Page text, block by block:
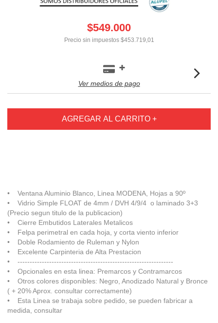
$549.000
Precio sin impuestos $453.719,01
Ver medios de pago
• Ventana Aluminio Blanco, Linea MODENA, Hojas a 90º
• Vidrio Simple FLOAT de 4mm / DVH 4/9/4 o laminado 3+3
(Precio segun titulo de la publicacion)
• Cierre Embutidos Laterales Metalicos
• Felpa perimetral en cada hoja, y corta viento inferior
• Doble Rodamiento de Ruleman y Nylon
• Excelente Carpinteria de Alta Prestacion
• ----------------------------------------------------------------
• Opcionales en esta linea: Premarcos y Contramarcos
• Otros colores disponibles: Negro, Anodizado Natural y Bronce
( + 20% Aprox. consultar correctamente)
• Esta Linea se trabaja sobre pedido, se pueden fabricar a
medida, consultar